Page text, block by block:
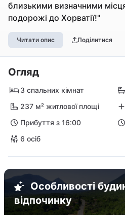
близькими визначними
подорожі до Хорватії!"
Читати опис Поділитися
Огляд
3 спальних кімнат
237 м² житлової площі
Прибуття з 16:00
6 осіб
Особливості
відпочинку